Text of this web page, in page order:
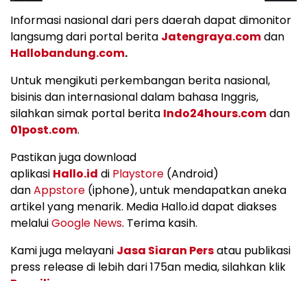
Informasi nasional dari pers daerah dapat dimonitor
langsumg dari portal berita Jatengraya.comdan
Hallobandung.com.
Untuk mengikuti perkembangan berita nasional,
bisinis dan internasional dalam bahasa Inggris,
silahkan simak portal berita Indo24hours.comdan
01post.com.
Pastikan juga download
aplikasi Hallo.id di Playstore (Android)
danAppstore (iphone), untuk mendapatkan aneka
artikel yang menarik. Media Hallo.id dapat diakses
melaluiGoogle News. Terima kasih.
Kami juga melayani Jasa Siaran Persatau publikasi
press release di lebih dari 175an media, silahkan klik